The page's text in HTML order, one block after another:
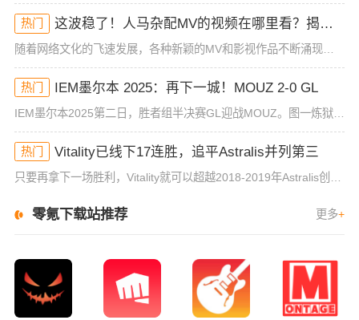
热门 这波稳了！人马杂配MV的视频在哪里看？揭秘背后藏不住的神秘宝藏！
随着网络文化的飞速发展，各种新颖的MV和影视作品不断涌现，其中不乏一些引起广泛讨论和疯狂追捧的作品。最近，人马杂配这一MV成为了不少网友热议的焦点，它的独特风格、奇特的剪辑方式和鲜明的情感表达让人一时
热门 IEM墨尔本 2025：再下一城！MOUZ 2-0 GL
IEM墨尔本2025第二日，胜者组半决赛GL迎战MOUZ。图一炼狱小镇，小吉米的爆炸火力加持兜底能力，成功拿下对手选图。来到核子危机，神REZ上线先拿赛点，加时赛中的老鼠一扫颓势击败对手。IEM 墨尔
热门 Vitality已线下17连胜，追平Astralis并列第三
零氪下载站推荐 更多+